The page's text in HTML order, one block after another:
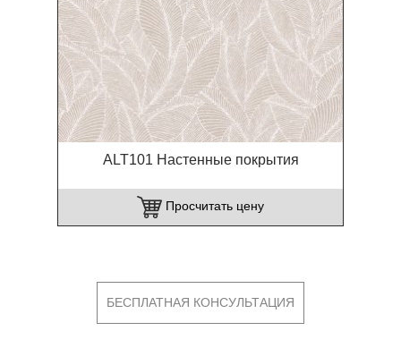
ALT101 Настенные покрытия
Просчитать цену
БЕСПЛАТНАЯ КОНСУЛЬТАЦИЯ